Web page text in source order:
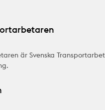
är Svenska